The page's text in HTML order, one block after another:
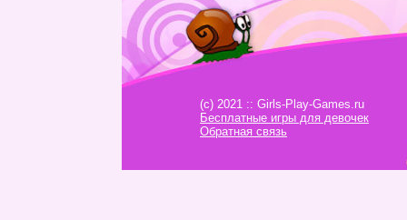
(c) 2021 :: Girls-Play-Games.ru
Бесплатные игры для девочек
Обратная связь